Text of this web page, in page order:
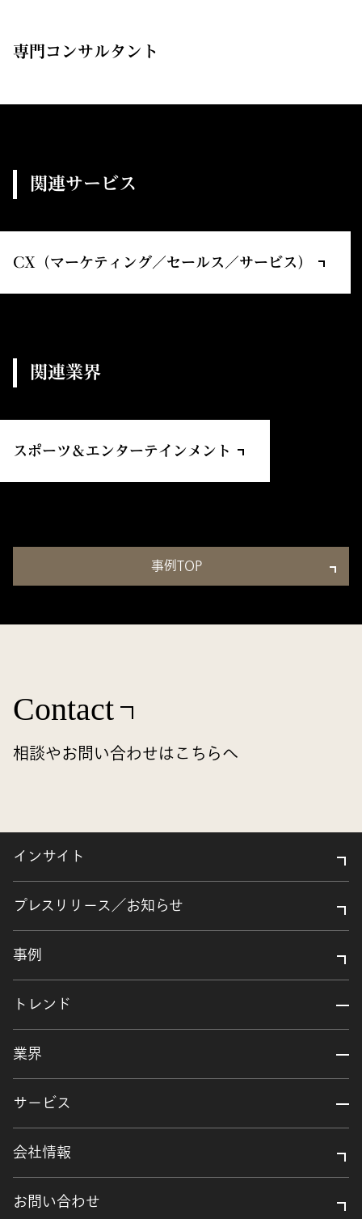
専門コンサルタント
関連サービス
CX（マーケティング／セールス／サービス）
関連業界
スポーツ＆エンターテインメント
事例TOP
Contact
相談やお問い合わせはこちらへ
インサイト
プレスリリース／お知らせ
事例
トレンド
業界
サービス
会社情報
お問い合わせ